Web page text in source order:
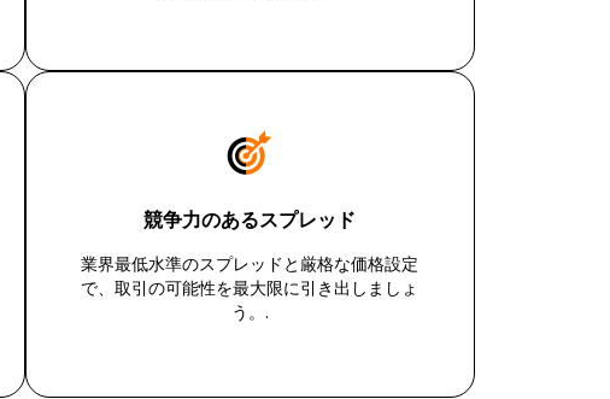
競争力のあるスプレッド
業界最低水準のスプレッドと厳格な価格設定
で、取引の可能性を最大限に引き出しましょ
う。.